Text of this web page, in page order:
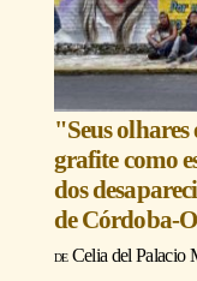
"Seus
grafite como
dos
de Córdoba-
Celia del Palacio